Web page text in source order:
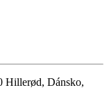
Hillerød, Dánsko,